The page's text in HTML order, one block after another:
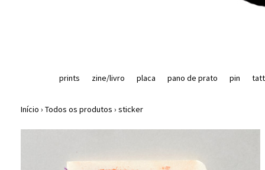
prints zine/livro placa pano de prato pin
Início › Todos os produtos › sticker